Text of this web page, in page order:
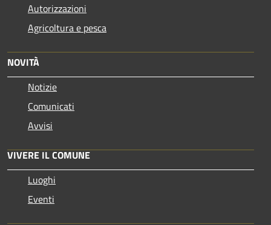
Autorizzazioni
Agricoltura e pesca
NOVITÀ
Notizie
Comunicati
Avvisi
VIVERE IL COMUNE
Luoghi
Eventi